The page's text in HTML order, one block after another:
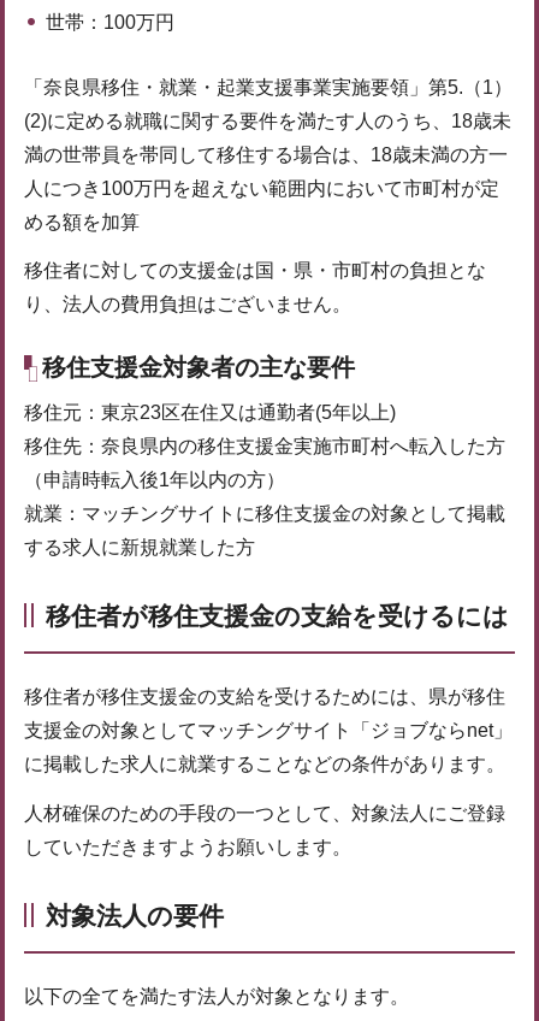
世帯：100万円
「奈良県移住・就業・起業支援事業実施要領」第5.（1）
(2)に定める就職に関する要件を満たす人のうち、18歳未
満の世帯員を帯同して移住する場合は、18歳未満の方一
人につき100万円を超えない範囲内において市町村が定
める額を加算
移住者に対しての支援金は国・県・市町村の負担とな
り、法人の費用負担はございません。
移住支援金対象者の主な要件
移住元：東京23区在住又は通勤者(5年以上)
移住先：奈良県内の移住支援金実施市町村へ転入した方
（申請時転入後1年以内の方）
就業：マッチングサイトに移住支援金の対象として掲載
する求人に新規就業した方
移住者が移住支援金の支給を受けるには
移住者が移住支援金の支給を受けるためには、県が移住
支援金の対象としてマッチングサイト「ジョブならnet」
に掲載した求人に就業することなどの条件があります。
人材確保のための手段の一つとして、対象法人にご登録
していただきますようお願いします。
対象法人の要件
以下の全てを満たす法人が対象となります。